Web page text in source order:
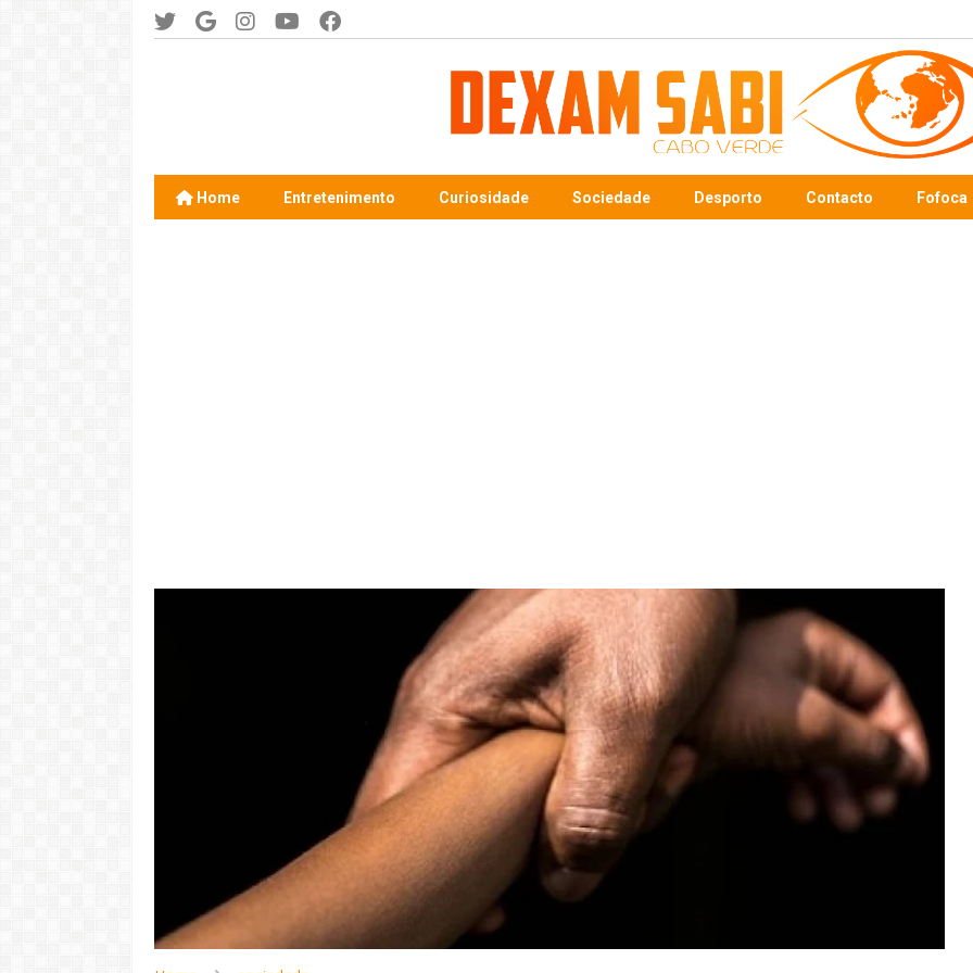
Home Entretenimento Curiosidade Sociedade Desporto Contacto Fofoca
"Com 16 anos fui para cama
com o Presidente "
Video: Caboverdiana konta
motivo ki fazel larga
Portugal pa volta pa Cabo